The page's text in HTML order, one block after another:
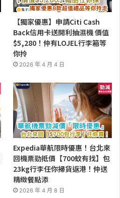
【獨家優惠】申請Citi Cash
Back信用卡送開利抽濕機 價值
$5,280！仲有LOJEL行李箱等
你拎
2026 年 4 月 4 日
Expedia華航限時優惠！台北來
回機票勁抵價【700蚊有找】包
23kg行李任你掃貨返港！仲送
精緻餐點添
2026 年 4 月 8 日